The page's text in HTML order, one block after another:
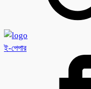
ই-পেপার